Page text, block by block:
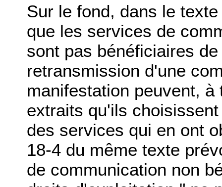
Sur le fond, dans le
que les services de
sont pas bénéficiaires
retransmission d'une
manifestation peuvent,
extraits qu'ils
des services qui en ont
18-4 du même texte
de communication non